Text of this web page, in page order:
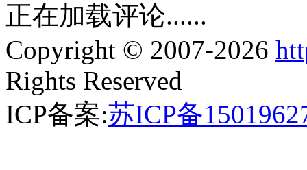
正在加载评论......
Copyright © 2007-2026
Rights Reserved
ICP备案:苏ICP备